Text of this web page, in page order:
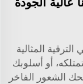
المثالية
أو أسلوبك
الشعور الفاخر